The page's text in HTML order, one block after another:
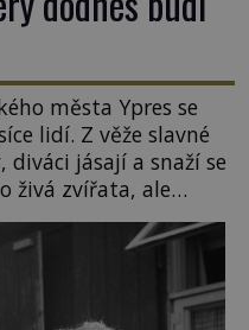
města Ypres se
lidí. Z věže slavné
jásají a snaží se
živá zvířata, ale
to ale bylo jinak.
jeden z
zvyků […]